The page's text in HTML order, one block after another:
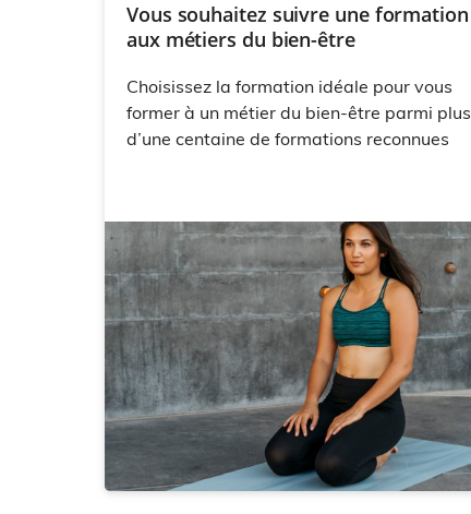
Vous souhaitez suivre une formation
aux métiers du bien-être
Choisissez la formation idéale pour vous
former à un métier du bien-être parmi plus
d’une centaine de formations reconnues